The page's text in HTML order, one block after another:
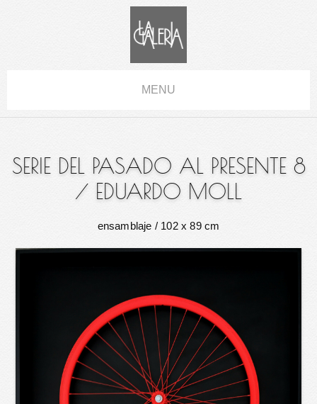
MENU
SERIE DEL PASADO AL PRESENTE 8
/ EDUARDO MOLL
ensamblaje / 102 x 89 cm